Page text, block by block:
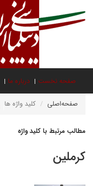
صفحه نخست درباره ما
صفحه‌اصلی کلید واژه ها
مطالب مرتبط با کلید واژه
کرملین